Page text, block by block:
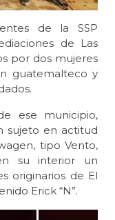
de la SSP
de Las
por dos mujeres
guatemalteco y
ese municipio,
sujeto en actitud
tipo Vento,
su interior un
originarios de El
Erick “N”.